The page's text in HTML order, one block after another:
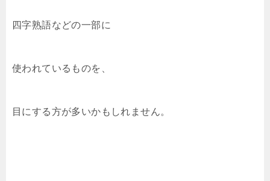
四字熟語などの一部に
使われているものを、
目にする方が多いかもしれません。